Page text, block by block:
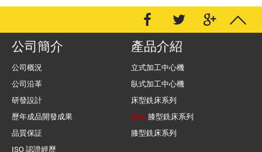
公司簡介
公司概況
公司沿革
研發設計
歷年成品開發成果
品質保証
ISO 認證經歷
產品介紹
立式加工中心機
臥式加工中心機
床型銑床系列
New 膝型銑床系列
膝型銑床系列